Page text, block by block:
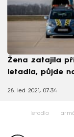
Žena zatajila
letadla, půjde
28. led 2021, 07:34
letadlo